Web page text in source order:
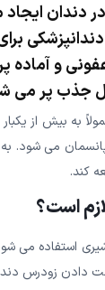
در دندان
و
جذب پر می
به بیش از یکبار
می شود.
کند.
است؟
استفاده
دادن زودرس